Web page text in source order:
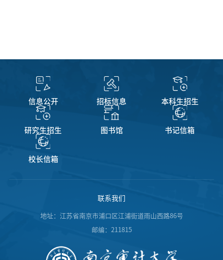
信息公开 招标信息 本科生招生
研究生招生 图书馆 书记信箱
校长信箱
联系我们
地址：江苏省南京市浦口区江浦街道雨山西路86号
邮编：211815